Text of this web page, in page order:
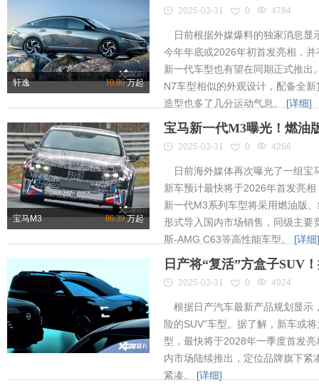
轩逸 10.86万起
2025-03-31 0 4784
日前根据外媒爆料的独家消息显
今年年底或2026年初首发亮相，
新一代车型也有望在同期正式推出
N7车型相似的外观设计，配备全
造型也多了几分运动气息。 [详细]
宝马M3 86.39万起
宝马新一代M3曝光！燃油
2025-03-31 0 4266
日前海外媒体再次曝光了一组宝
新车预计最快将于2026年首发亮
新一代M3系列车型将采用燃油版
形式导入国内市场销售，同级主要
斯-AMG C63等高性能车型。 [详细]
日产将“复活”方盒子SUV
2025-03-31 0 4924
根据日产汽车最新产品规划显示
险的SUV”车型。据了解，新车或
型，最快将于2028年一季度首发
内市场陆续推出，定位品牌旗下紧
紧凑。 [详细]